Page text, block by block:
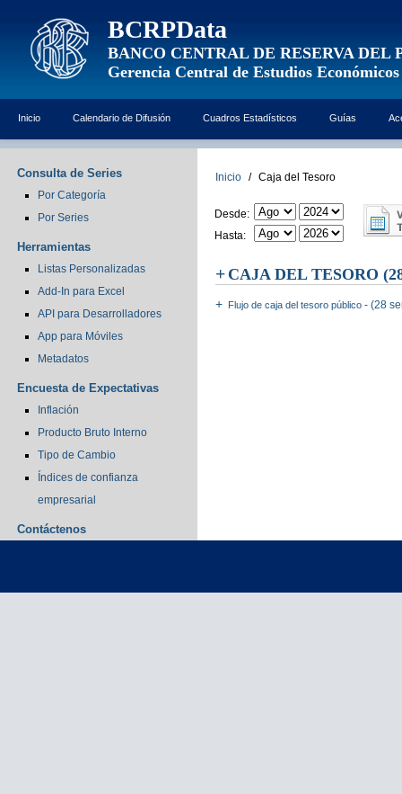
BCRPData
BANCO CENTRAL DE RESERVA DEL
Gerencia Central de Estudios Económicos
Inicio Calendario de Difusión Cuadros Estadísticos Guías
Consulta de Series
Por Categoría
Por Series
Herramientas
Listas Personalizadas
Add-In para Excel
API para Desarrolladores
App para Móviles
Metadatos
Encuesta de Expectativas
Inflación
Producto Bruto Interno
Tipo de Cambio
Índices de confianza
empresarial
Contáctenos
Inicio / Caja del Tesoro
Desde:
Hasta:
CAJA DEL TESORO
Flujo de caja del tesoro público - (28